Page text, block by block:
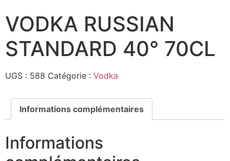
VODKA RUSSIAN
STANDARD 40° 70CL
UGS : 588 Catégorie : Vodka
Informations complémentaires
Informations